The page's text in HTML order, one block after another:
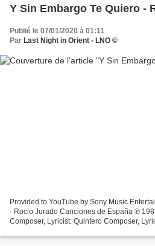
Y Sin Embargo Te Quiero -
Publié le 07/01/2020 à 01:11
Par Last Night in Orient - LNO ©
Provided to YouTube by Sony Music
· Rocio Jurado Canciones de España ℗
Composer, Lyricist: Quintero Composer,